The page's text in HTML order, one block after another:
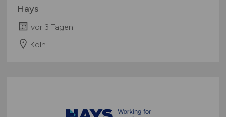
Hays
vor 3 Tagen
Köln